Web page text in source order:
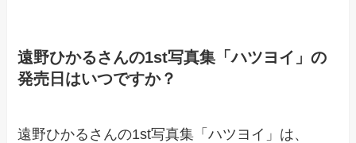
遠野ひかるさんの1st写真集「ハツヨイ」の
発売日はいつですか？
遠野ひかるさんの1st写真集「ハツヨイ」は、